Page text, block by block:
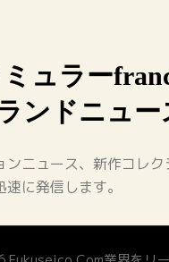
ュラー
ンドニュー
ンニュース、新作コレ
に発信します。